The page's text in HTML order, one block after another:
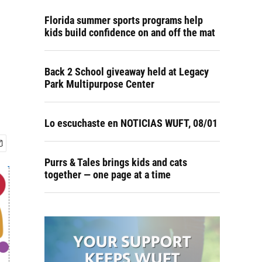
Florida summer sports programs help
kids build confidence on and off the mat
Back 2 School giveaway held at Legacy
Park Multipurpose Center
Lo escuchaste en NOTICIAS WUFT, 08/01
Purrs & Tales brings kids and cats
together — one page at a time